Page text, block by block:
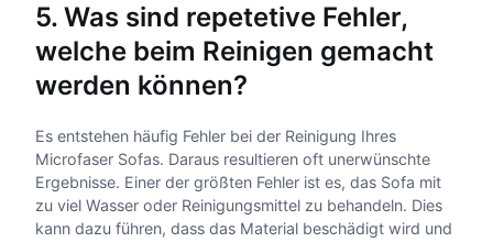
5. Was sind repetetive Fehler,
welche beim Reinigen gemacht
werden können?
Es entstehen häufig Fehler bei der Reinigung Ihres
Microfaser Sofas. Daraus resultieren oft unerwünschte
Ergebnisse. Einer der größten Fehler ist es, das Sofa mit
zu viel Wasser oder Reinigungsmittel zu behandeln. Dies
kann dazu führen, dass das Material beschädigt wird und